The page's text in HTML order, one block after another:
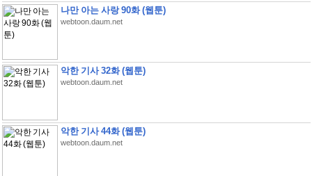
나만 아는 사랑 90화 (웹툰)
webtoon.daum.net
악한 기사 32화 (웹툰)
webtoon.daum.net
악한 기사 44화 (웹툰)
webtoon.daum.net